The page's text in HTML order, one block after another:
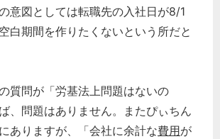
意図としては転職先の入社日が8/1
白期間を作りたくないという所だと
質問が「労基法上問題はないの
、問題はありません。またぴぃちん
ありますが、「会社に余計な費用が